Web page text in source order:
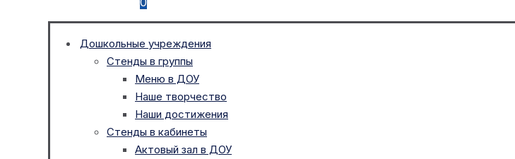
Дошкольные учреждения
Стенды в группы
Меню в ДОУ
Наше творчество
Наши достижения
Стенды в кабинеты
Актовый зал в ДОУ